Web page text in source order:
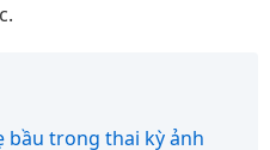
bầu trong thai kỳ ảnh